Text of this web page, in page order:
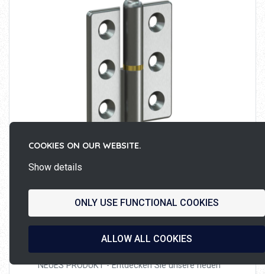
GESCHMIEDETEN ABHEBBAREN
SCHARNIERE FÜR DIE
BAHNINDUSTRIE
NEUES PRODUKT - Entdecken Sie unsere neuen
COOKIES ON OUR WEBSITE.
Show details
ONLY USE FUNCTIONAL COOKIES
ALLOW ALL COOKIES